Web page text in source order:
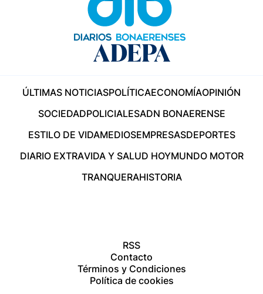
ÚLTIMAS NOTICIASPOLÍTICAECONOMÍAOPINIÓN
SOCIEDADPOLICIALESADN BONAERENSE
ESTILO DE VIDAMEDIOSEMPRESASDEPORTES
DIARIO EXTRAVIDA Y SALUD HOYMUNDO MOTOR
TRANQUERAHISTORIA
RSS
Contacto
Términos y Condiciones
Política de cookies